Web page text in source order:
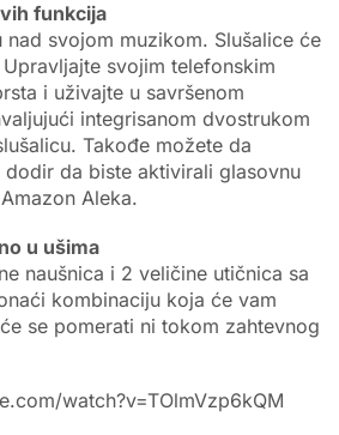
funkcija
svojom muzikom. Slušalice će
svojim telefonskim
i uživajte u savršenom
integrisanom dvostrukom
Takođe možete da
da biste aktivirali glasovnu
Aleka.
u ušima
naušnica i 2 veličine utičnica sa
kombinaciju koja će vam
se pomerati ni tokom zahtevnog
watch?v=TOlmVzp6kQM